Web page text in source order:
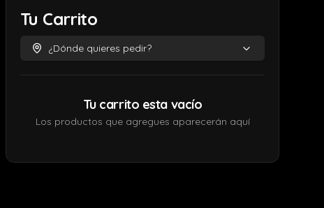
Tu Carrito
¿Dónde quieres pedir?
Tu carrito esta vacío
Los productos que agregues aparecerán aquí